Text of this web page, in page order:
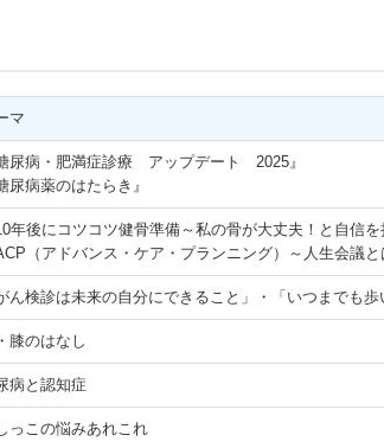
マ
糖尿病・肥満症診療 アップデート 2025』
尿病薬のはたらき』
年後にコツコツ健骨準備～私の骨が大丈夫！と自信を
（アドバンス・ケア・プランニング）～人生会議と
ん検診は未来の自分にできること」・「いつまでも
膝のはなし
病と認知症
っこの悩みあれこれ